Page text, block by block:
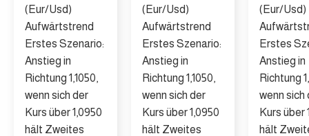
(Eur/Usd)
Aufwärtstrend
Erstes Szenario:
Anstieg in
Richtung 1,1050,
wenn sich der
Kurs über 1,0950
hält Zweites
(Eur/Usd)
Aufwärtstrend
Erstes Szenario:
Anstieg in
Richtung 1,1050,
wenn sich der
Kurs über 1,0950
hält Zweites
(Eur/Usd)
Erstes
Anstieg in
Richtung
wenn sich
Kurs über
hält